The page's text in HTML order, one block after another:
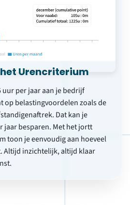
Altijd inzichtelijk, altijd klaar
metstijl